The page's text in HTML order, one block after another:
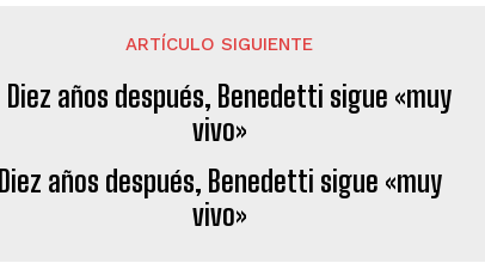
ARTÍCULO SIGUIENTE
Diez años después, Benedetti sigue «muy
vivo»